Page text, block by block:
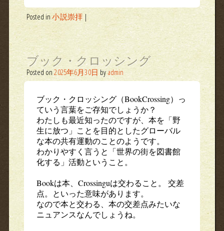
Posted in小説崇拝 |
ブック・クロッシング
Posted on2025年6月30日 by admin
ブック・クロッシング（BookCrossing）っ
ていう言葉をご存知でしょうか？
わたしも最近知ったのですが、本を「野
生に放つ」ことを目的としたグローバル
な本の共有運動のことのようです。
わかりやすく言うと「世界の街を図書館
化する」活動ということ。
Bookは本、Crossinguは交わること。 交差
点。といった意味があります。
なので本と交わる、本の交差点みたいな
ニュアンスなんでしょうね。